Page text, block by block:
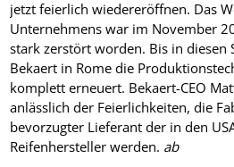
jetzt feierlich wiedereröffnen. Das
Unternehmens war im November
stark zerstört worden. Bis in diesen
Bekaert in Rome die
komplett erneuert. Bekaert-CEO
anlässlich der Feierlichkeiten, die
bevorzugter Lieferant der in den
Reifenhersteller werden. ab